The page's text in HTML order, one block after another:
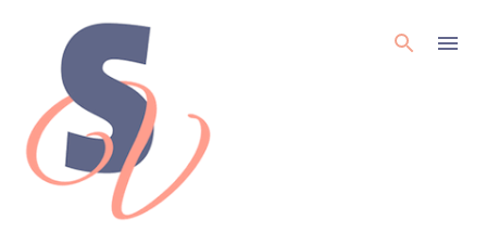
Pular para o conteúdo principal